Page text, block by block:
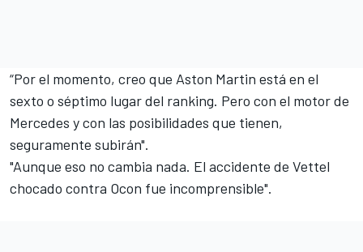
“Por el momento, creo que Aston Martin está en el
sexto o séptimo lugar del ranking. Pero con el motor de
Mercedes y con las posibilidades que tienen,
seguramente subirán".
"Aunque eso no cambia nada. El accidente de Vettel
chocado contra Ocon fue incomprensible".